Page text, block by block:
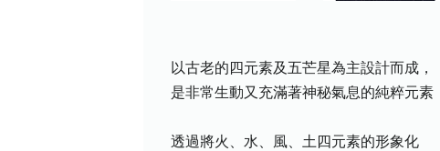
以古老的四元素及五芒星為主設計而成，
是非常生動又充滿著神秘氣息的純粹元
透過將火、水、風、土四元素的形象化